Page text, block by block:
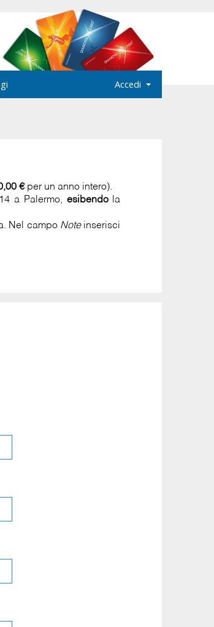
Accedi
€per un anno intero).
a Palermo, esibendola
Nel campo Noteinserisci